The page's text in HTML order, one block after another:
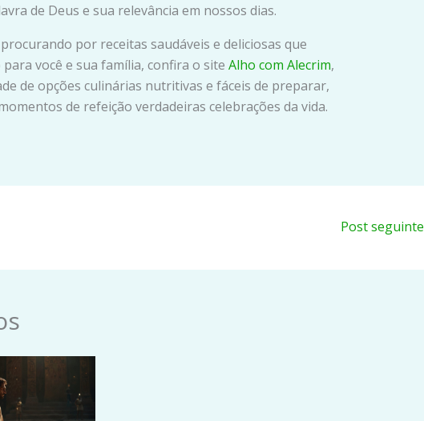
de Deus e sua relevância em nossos dias.
por receitas saudáveis e deliciosas que
você e sua família, confira o site Alho com Alecrim,
de opções culinárias nutritivas e fáceis de preparar,
de refeição verdadeiras celebrações da vida.
Post seguinte